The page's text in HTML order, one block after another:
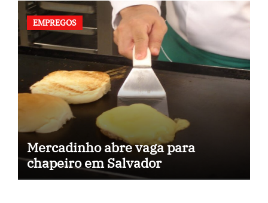
EMPREGOS
Mercadinho abre vaga para
chapeiro em Salvador